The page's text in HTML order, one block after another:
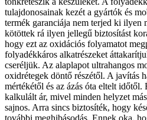
tulajdonosainak kezét a gyártók és
termék garanciája nem terjed ki ilyen
kötöttek rá ilyen jellegű biztosítást
hogy ezt az oxidációs folyamatot
folyadékkáros alkatrészeket
cseréljük. Az alaplapot ultrahangos
oxidrétegek döntő részétől. A javítás
mértékétől és az ázás óta eltelt időtől.
kalkulált ár, mivel minden helyzet
sajnos. Arra sincs biztosíték, hogy
további meghibásodás. Ennek oka,